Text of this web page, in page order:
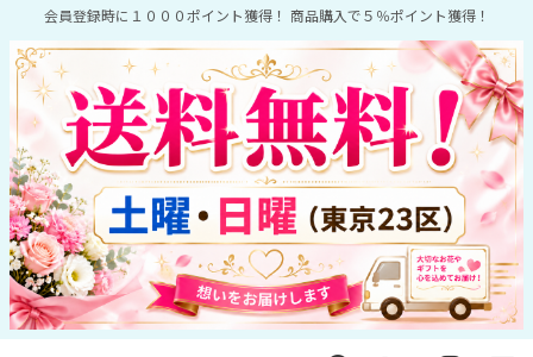
会員登録時に１０００ポイント獲得！ 商品購入で５％ポイント獲得！